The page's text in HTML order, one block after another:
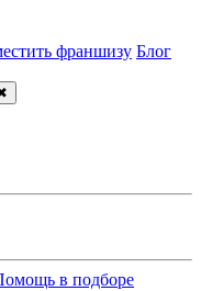
франшизу Блог
в подборе